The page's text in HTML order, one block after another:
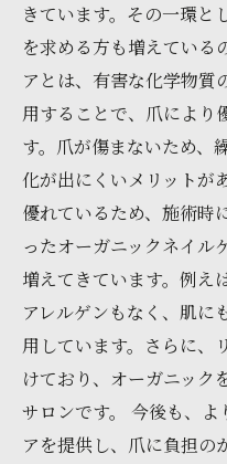
きています。その一環と
を求める方も増えている
アとは、有害な化学物質
用することで、爪により
す。爪が傷まないため、
化が出にくいメリットが
優れているため、施術時
ったオーガニックネイル
増えてきています。例え
アレルゲンもなく、肌に
用しています。さらに、
けており、オーガニック
サロンです。 今後も、
アを提供し、爪に負担の